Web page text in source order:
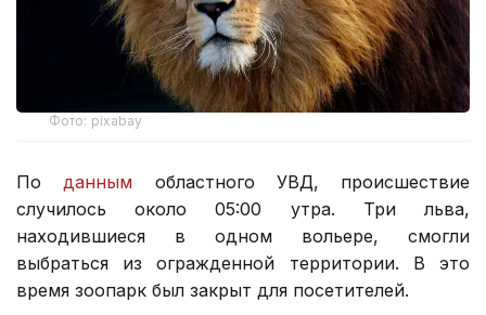
Фото: pixabay
По данным областного УВД, происшествие
случилось около 05:00 утра. Три льва,
находившиеся в одном вольере, смогли
выбраться из огражденной территории. В это
время зоопарк был закрыт для посетителей.